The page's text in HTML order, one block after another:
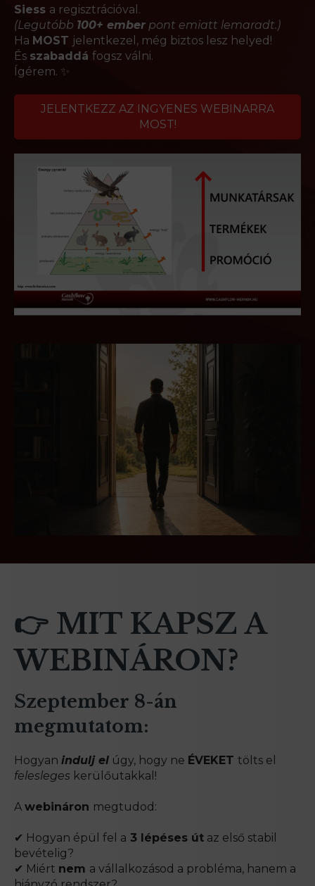
Siess a regisztrációval.
(Legutóbb 100+ ember pont emiatt lemaradt.)
Ha MOST jelentkezel, még biztos lesz helyed!
És szabaddá fogsz válni.
Ígérem. ✨
JELENTKEZZ AZ INGYENES WEBINARRA
MOST!
👉 MIT KAPSZ A
WEBINÁRON?
Szeptember 8-án
megmutatom:
Hogyan indulj el úgy, hogy ne ÉVEKET tölts el
felesleges kerülőutakkal!
A webináron megtudod:
✔ Hogyan épül fel a 3 lépéses út az első stabil
bevételig?
✔ Miért nem a vállalkozásod a probléma, hanem a